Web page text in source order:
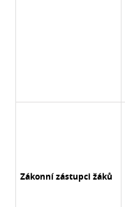
Zákonní zástupci žáků